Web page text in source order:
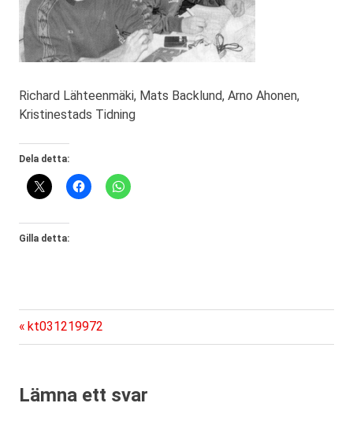
Richard Lähteenmäki, Mats Backlund, Arno Ahonen,
Kristinestads Tidning
Dela detta:
Gilla detta:
Inläggsnavigering
Föregående
inlägg:
kt031219972
Lämna ett svar